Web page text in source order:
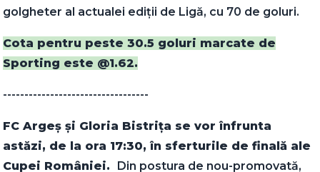
golgheter al actualei ediții de Ligă, cu 70 de goluri.
Cota pentru peste 30.5 goluri marcate de
Sporting este @1.62.
----------------------------------
FC Argeș și Gloria Bistrița se vor înfrunta
astăzi, de la ora 17:30, în sferturile de finală ale
Cupei României. Din postura de nou-promovată,